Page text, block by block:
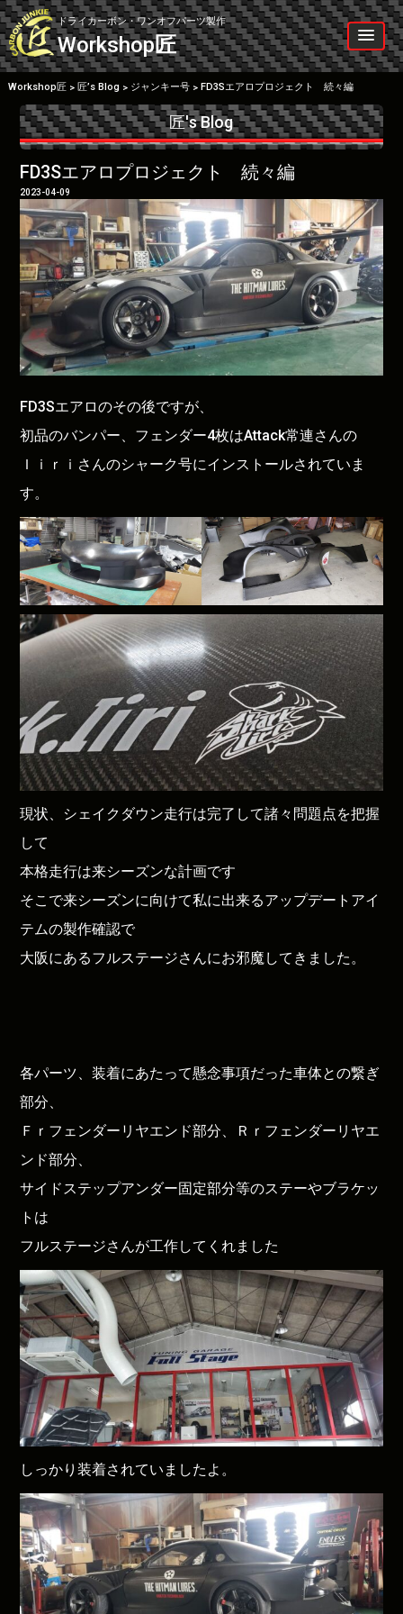
Skip
to
content
ドライカーボン・ワンオフパーツ製作
Workshop匠
Workshop匠> 匠’s Blog > ジャンキー号> FD3Sエアロプロジェクト 続々編
匠's Blog
FD3Sエアロプロジェクト 続々編
2023-04-09
FD3Sエアロのその後ですが、
初品のバンパー、フェンダー4枚はAttack常連さんの
Ｉｉｒｉさんのシャーク号にインストールされていま
す。
現状、シェイクダウン走行は完了して諸々問題点を把握
して
本格走行は来シーズンな計画です
そこで来シーズンに向けて私に出来るアップデートアイ
テムの製作確認で
大阪にあるフルステージさんにお邪魔してきました。
各パーツ、装着にあたって懸念事項だった車体との繋ぎ
部分、
Ｆｒフェンダーリヤエンド部分、Ｒｒフェンダーリヤエ
ンド部分、
サイドステップアンダー固定部分等のステーやブラケッ
トは
フルステージさんが工作してくれました
しっかり装着されていましたよ。